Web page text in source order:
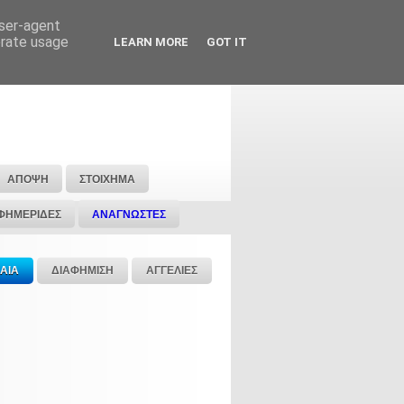
ΑΠΟΨΗ ΣΤΟΙΧΗΜΑ
ΑΝΑΓΝΩΣΤΕΣ
ΔΙΑΦΗΜΙΣΗ ΑΓΓΕΛΙΕΣ
agent
usage
LEARN MORE GOT IT